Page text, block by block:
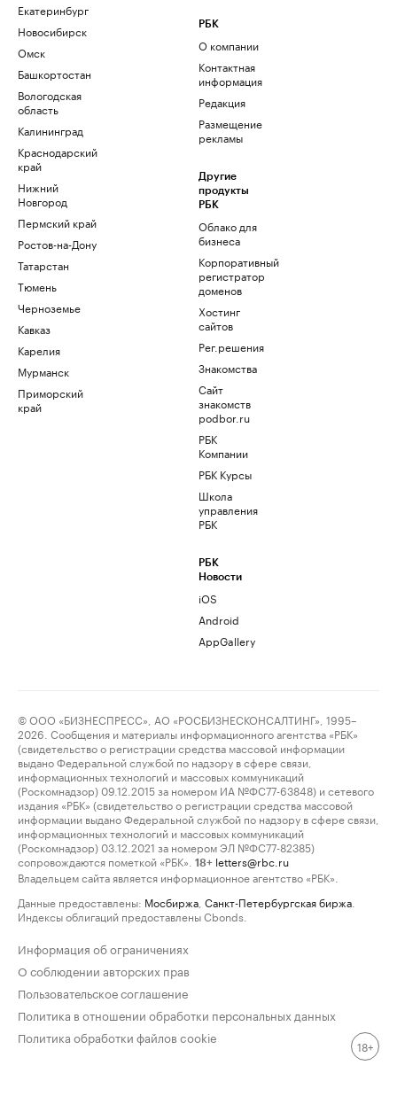
Екатеринбург
Новосибирск
Омск
Башкортостан
Вологодская
область
Калининград
Краснодарский
край
Нижний
Новгород
Пермский край
Ростов-на-Дону
Татарстан
Тюмень
Черноземье
Кавказ
Карелия
Мурманск
Приморский
край
РБК
О компании
Контактная
информация
Редакция
Размещение
рекламы
Другие
продукты
РБК
Облако для
бизнеса
Корпоративный
регистратор
доменов
Хостинг
сайтов
Рег.решения
Знакомства
Сайт
знакомств
podbor.ru
РБК
Компании
РБК Курсы
Школа
управления
РБК
РБК
Новости
iOS
Android
AppGallery
© ООО «БИЗНЕСПРЕСС», АО «РОСБИЗНЕСКОНСАЛТИНГ», 1995–
2026. Сообщения и материалы информационного агентства «РБК»
(свидетельство о регистрации средства массовой информации
выдано Федеральной службой по надзору в сфере связи,
информационных технологий и массовых коммуникаций
(Роскомнадзор) 09.12.2015 за номером ИА №ФС77-63848) и сетевого
издания «РБК» (свидетельство о регистрации средства массовой
информации выдано Федеральной службой по надзору в сфере связи,
информационных технологий и массовых коммуникаций
(Роскомнадзор) 03.12.2021 за номером ЭЛ №ФС77-82385)
сопровождаются пометкой «РБК».
18+ letters@rbc.ru
Владельцем сайта является информационное агентство «РБК».
Данные предоставлены: Мосбиржа Санкт-Петербургская биржа
Индексы облигаций предоставлены Cbonds.
Информация об ограничениях
О соблюдении авторских прав
Пользовательское соглашение
Политика в отношении обработки персональных данных
Политика обработки файлов cookie
18+